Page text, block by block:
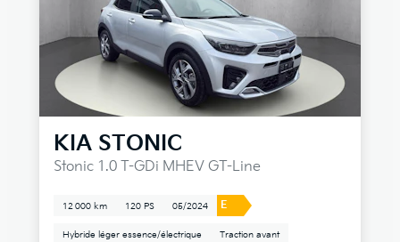
KIA STONIC
Stonic 1.0 T-GDi MHEV GT-Line
12 000 km 120 PS 05/2024 E
Hybride léger essence/électrique Traction avant